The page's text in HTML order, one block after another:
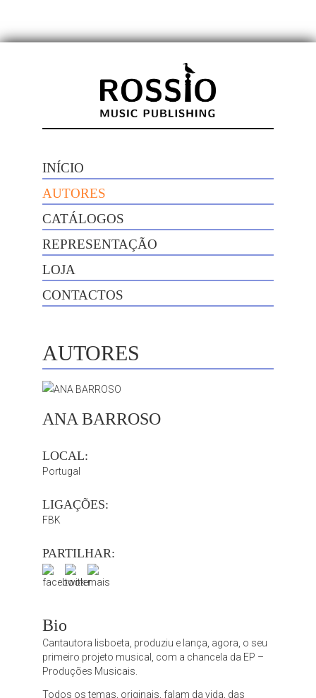
INÍCIO
AUTORES
CATÁLOGOS
REPRESENTAÇÃO
LOJA
CONTACTOS
AUTORES
ANA BARROSO
LOCAL:
Portugal
LIGAÇÕES:
FBK
PARTILHAR:
Bio
Cantautora lisboeta, produziu e lança, agora, o seu
primeiro projeto musical, com a chancela da EP –
Produções Musicais.
Todos os temas, originais, falam da vida, das